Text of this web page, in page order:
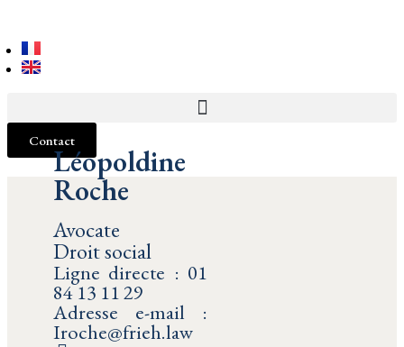
Contact
Léopoldine
Roche
Avocate
Droit social
Ligne directe : 01
84 13 11 29
Adresse e-mail :
Iroche@frieh.law